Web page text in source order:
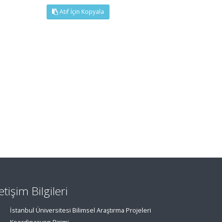
Atıf İçin Kopyala
Bilgileri
İstanbul Üniversitesi Bilimsel Araştırma Projeleri